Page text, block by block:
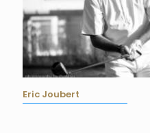
Eric Joubert